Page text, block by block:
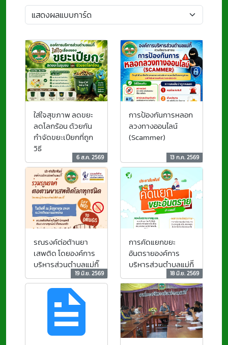
ใส่ใจสุขภาพ ลดขยะ
ลดโลกร้อน ด้วยกัน
กำจัดขยะเปียกที่ถูก
วิธี
6 ส.ค. 2569
การป้องกันการหลอก
ลวงทางออนไลน์
(Scammer)
13 ก.ค. 2569
รณรงค์ต่อต้านยา
เสพติด โดยองค์การ
บริหารส่วนตำบลแม่กิ๊
19 มิ.ย. 2569
การคัดแยกขยะ
อันตรายองค์การ
บริหารส่วนตำบลแม่กิี
18 มิ.ย. 2569